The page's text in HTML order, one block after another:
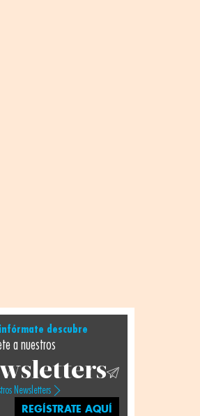
descubre
a nuestros
Newsletters
REGÍSTRATE AQUÍ